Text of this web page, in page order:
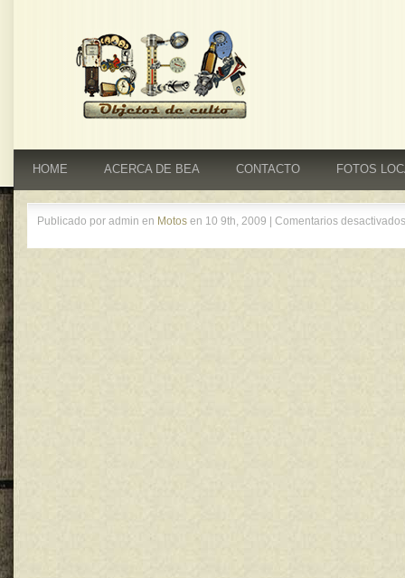
HOME ACERCA DE BEA CONTACTO FOTOS
Publicado por admin en Motos en 10 9th, 2009 | Comentarios desactivados